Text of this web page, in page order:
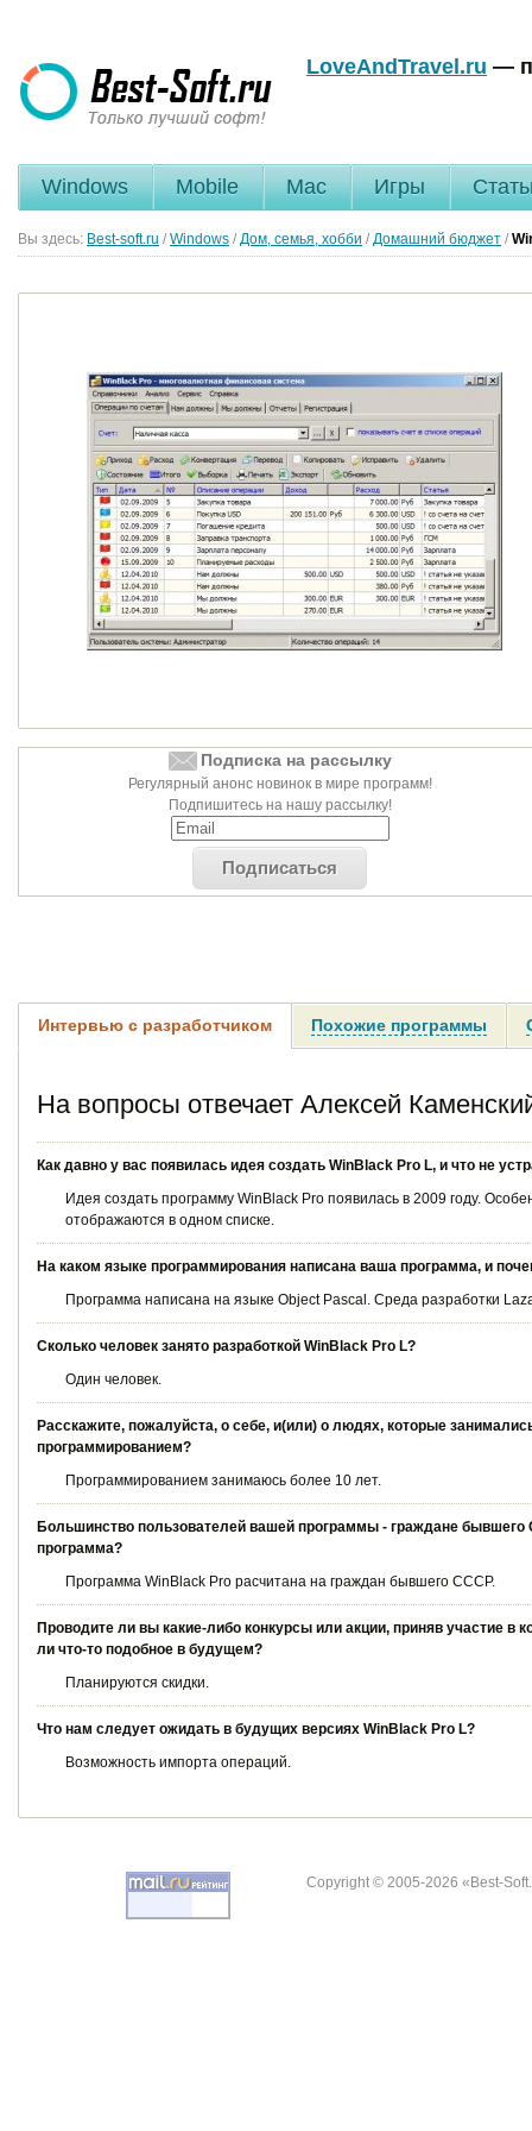
LoveAndTravel.ru —
Windows Mobile Mac Игры
Вы здесь: Best-soft.ru / Windows / Дом, семья, хобби / Домашний бюджет /
Подписка на рассылку
Регулярный анонс новинок в мире программ!
Подпишитесь на нашу рассылку!
Подписаться
Интервью с разработчиком Похожие программы
На вопросы отвечает Алексей
Как давно у вас появилась идея создать WinBlack Pro L, и что не
Идея создать программу WinBlack Pro появилась в 2009 году.
отображаются в одном списке.
На каком языке программирования написана ваша программа, и
Программа написана на языке Object Pascal. Среда разработки
Сколько человек занято разработкой WinBlack Pro L?
Один человек.
Расскажите, пожалуйста, о себе, и(или) о людях, которые
программированием?
Программированием занимаюсь более 10 лет.
Большинство пользователей вашей программы - граждане
программа?
Программа WinBlack Pro расчитана на граждан бывшего СССР.
Проводите ли вы какие-либо конкурсы или акции, приняв участие в
ли что-то подобное в будущем?
Планируются скидки.
Что нам следует ожидать в будущих версиях WinBlack Pro L?
Возможность импорта операций.
Copyright © 2005-2026 «Best-